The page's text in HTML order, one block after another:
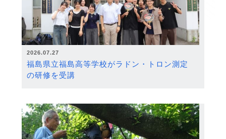
2026.07.27
福島県立福島高等学校がラドン・トロン測定
の研修を受講